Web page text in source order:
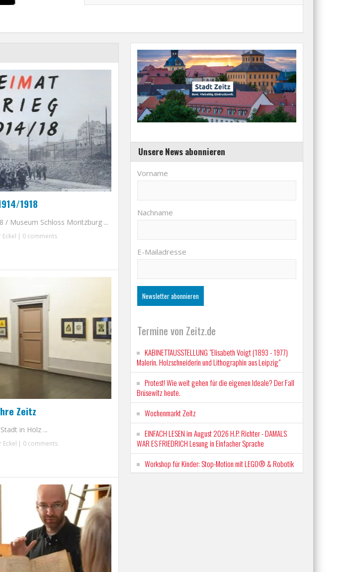
1918
/ Museum Schloss Moritzburg ...
Eckel | 0 comments
Zeitz
in Holz ...
Eckel | 0 comments
Unsere News abonnieren
Vorname
Nachname
E-Mailadresse
Termine von Zeitz.de
KABINETTAUSSTELLUNG "Elisabeth Voigt (1893 - 1977)
Malerin. Holzschneiderin und Lithographin aus Leipzig"
Protest! Wie weit gehen für die eigenen Ideale? Der Fall
Brüsewitz heute.
Wochenmarkt Zeitz
EINFACH LESEN im August 2026 H.P. Richter - DAMALS
WAR ES FRIEDRICH Lesung in Einfacher Sprache
Workshop für Kinder: Stop-Motion mit LEGO® & Robotik